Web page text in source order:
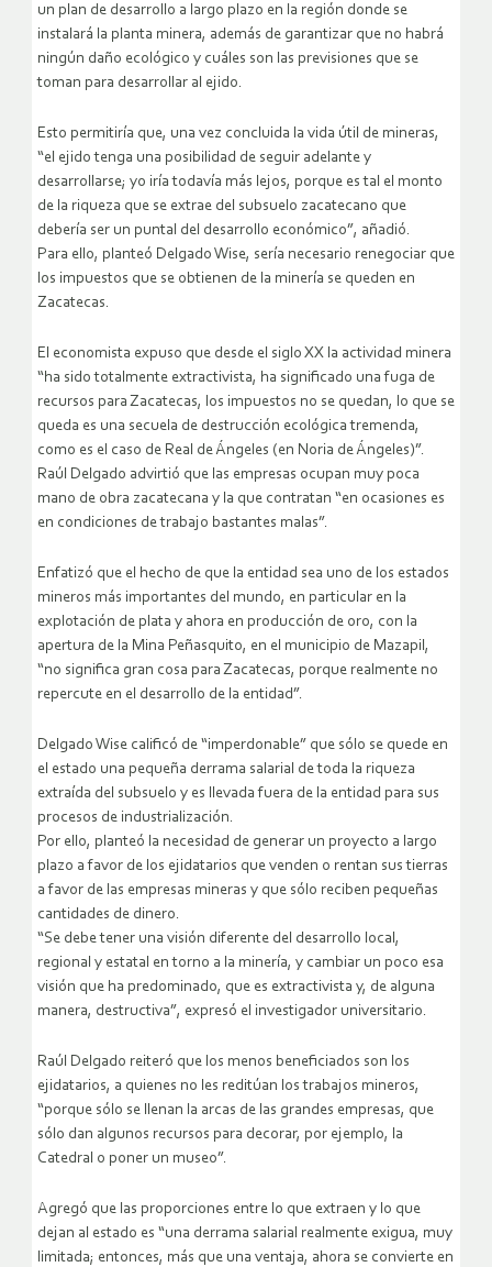
un plan de desarrollo a largo plazo en la región donde se
instalará la planta minera, además de garantizar que no habrá
ningún daño ecológico y cuáles son las previsiones que se
toman para desarrollar al ejido.
Esto permitiría que, una vez concluida la vida útil de mineras,
“el ejido tenga una posibilidad de seguir adelante y
desarrollarse; yo iría todavía más lejos, porque es tal el monto
de la riqueza que se extrae del subsuelo zacatecano que
debería ser un puntal del desarrollo económico”, añadió.
Para ello, planteó Delgado Wise, sería necesario renegociar que
los impuestos que se obtienen de la minería se queden en
Zacatecas.
El economista expuso que desde el siglo XX la actividad minera
“ha sido totalmente extractivista, ha significado una fuga de
recursos para Zacatecas, los impuestos no se quedan, lo que se
queda es una secuela de destrucción ecológica tremenda,
como es el caso de Real de Ángeles (en Noria de Ángeles)”.
Raúl Delgado advirtió que las empresas ocupan muy poca
mano de obra zacatecana y la que contratan “en ocasiones es
en condiciones de trabajo bastantes malas”.
Enfatizó que el hecho de que la entidad sea uno de los estados
mineros más importantes del mundo, en particular en la
explotación de plata y ahora en producción de oro, con la
apertura de la Mina Peñasquito, en el municipio de Mazapil,
“no significa gran cosa para Zacatecas, porque realmente no
repercute en el desarrollo de la entidad”.
Delgado Wise calificó de “imperdonable” que sólo se quede en
el estado una pequeña derrama salarial de toda la riqueza
extraída del subsuelo y es llevada fuera de la entidad para sus
procesos de industrialización.
Por ello, planteó la necesidad de generar un proyecto a largo
plazo a favor de los ejidatarios que venden o rentan sus tierras
a favor de las empresas mineras y que sólo reciben pequeñas
cantidades de dinero.
“Se debe tener una visión diferente del desarrollo local,
regional y estatal en torno a la minería, y cambiar un poco esa
visión que ha predominado, que es extractivista y, de alguna
manera, destructiva”, expresó el investigador universitario.
Raúl Delgado reiteró que los menos beneficiados son los
ejidatarios, a quienes no les reditúan los trabajos mineros,
“porque sólo se llenan la arcas de las grandes empresas, que
sólo dan algunos recursos para decorar, por ejemplo, la
Catedral o poner un museo”.
Agregó que las proporciones entre lo que extraen y lo que
dejan al estado es “una derrama salarial realmente exigua, muy
limitada; entonces, más que una ventaja, ahora se convierte en